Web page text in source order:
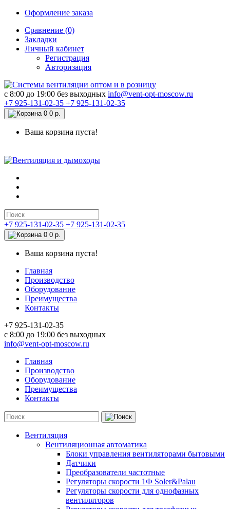
Оформление заказа
Сравнение (0)
Закладки
Личный кабинет
Регистрация
Авторизация
c 8:00 до 19:00 без выходных info@vent-opt-moscow.ru
+7 925-131-02-35 +7 925-131-02-35
0 0 р.
Ваша корзина пуста!
+7 925-131-02-35 +7 925-131-02-35
0 0 р.
Ваша корзина пуста!
Главная
Производство
Оборудование
Преимущества
Контакты
+7 925-131-02-35
c 8:00 до 19:00 без выходных
info@vent-opt-moscow.ru
Главная
Производство
Оборудование
Преимущества
Контакты
Вентиляция
Вентиляционная автоматика
Блоки управления вентиляторами бытовыми
Датчики
Преобразователи частотные
Регуляторы скорости 1Ф Soler&Palau
Регуляторы скорости для однофазных
вентиляторов